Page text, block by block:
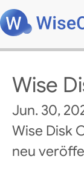
Wise
Jun. 30,
Wise Disk
neu